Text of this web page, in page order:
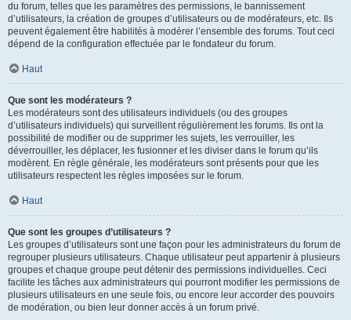
du forum, telles que les paramètres des permissions, le bannissement
d’utilisateurs, la création de groupes d’utilisateurs ou de modérateurs, etc. Ils
peuvent également être habilités à modérer l’ensemble des forums. Tout ceci
dépend de la configuration effectuée par le fondateur du forum.
Haut
Que sont les modérateurs ?
Les modérateurs sont des utilisateurs individuels (ou des groupes
d’utilisateurs individuels) qui surveillent régulièrement les forums. Ils ont la
possibilité de modifier ou de supprimer les sujets, les verrouiller, les
déverrouiller, les déplacer, les fusionner et les diviser dans le forum qu’ils
modèrent. En règle générale, les modérateurs sont présents pour que les
utilisateurs respectent les règles imposées sur le forum.
Haut
Que sont les groupes d’utilisateurs ?
Les groupes d’utilisateurs sont une façon pour les administrateurs du forum de
regrouper plusieurs utilisateurs. Chaque utilisateur peut appartenir à plusieurs
groupes et chaque groupe peut détenir des permissions individuelles. Ceci
facilite les tâches aux administrateurs qui pourront modifier les permissions de
plusieurs utilisateurs en une seule fois, ou encore leur accorder des pouvoirs
de modération, ou bien leur donner accès à un forum privé.